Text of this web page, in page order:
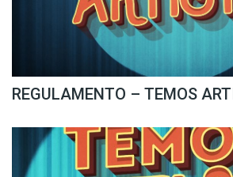
REGULAMENTO – TEMOS